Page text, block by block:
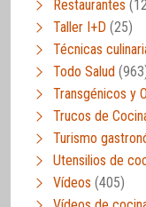
Restaurantes
Taller I+D (25)
Técnicas
Todo Salud
Transgénicos y
Trucos de
Turismo
Utensilios de
Vídeos (405)